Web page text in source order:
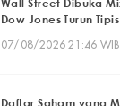
Wall Street Dibuka
Dow Jones Turun Tipis
07/08/2026 21:46 WIB
Daftar Saham yang